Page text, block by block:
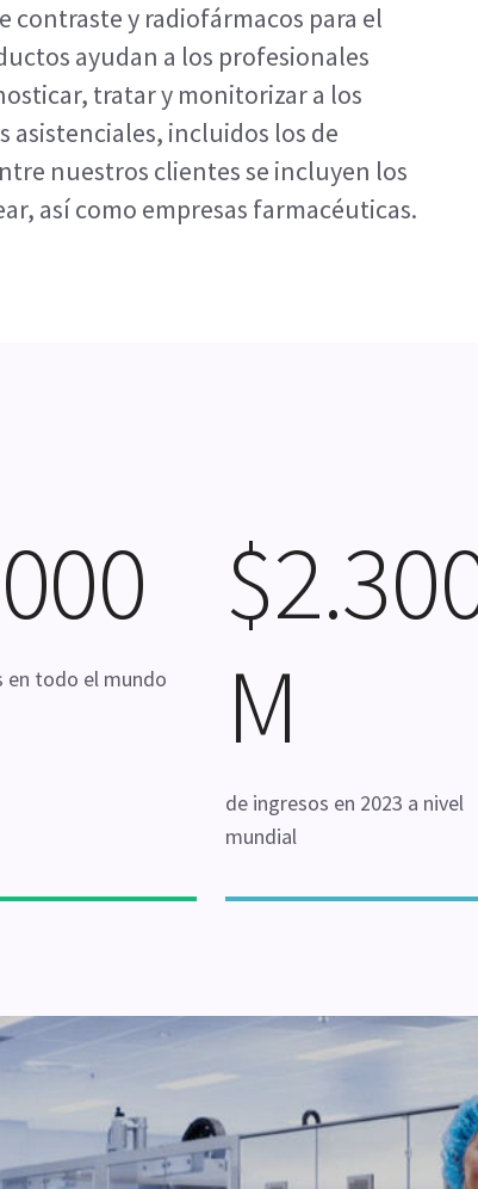
contraste y radiofármacos para el
ayudan a los profesionales
tratar y monitorizar a los
asistenciales, incluidos los de
nuestros clientes se incluyen los
así como empresas farmacéuticas.
en todo el mundo
M
de ingresos en 2023 a nivel
mundial